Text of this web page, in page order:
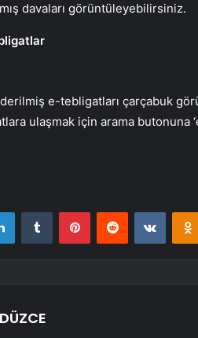
davaları görüntüleyebilirsiniz.
e-tebligatları çarçabuk
ulaşmak için arama butonuna
LinkedInTumblr PinterestReddit